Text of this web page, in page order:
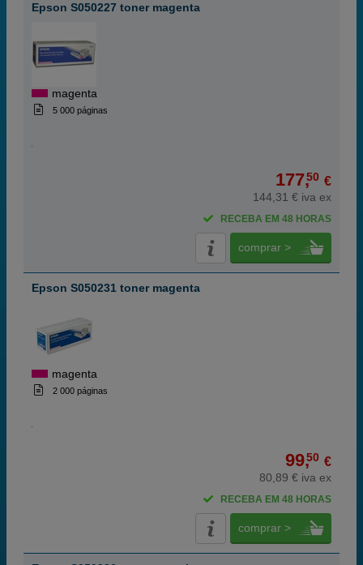
Epson S050227 toner magenta
magenta
5 000 páginas
177,50 €
144,31 € iva ex
RECEBA EM 48 HORAS
comprar >
Epson S050231 toner magenta
magenta
2 000 páginas
99,50 €
80,89 € iva ex
RECEBA EM 48 HORAS
comprar >